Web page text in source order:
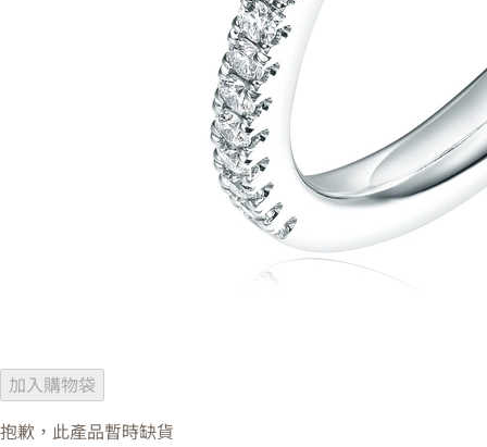
加入購物袋
抱歉，此產品暫時缺貨